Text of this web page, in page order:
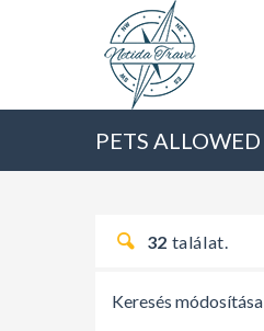
PETS ALLOWED
32 találat.
Keresés módosítása